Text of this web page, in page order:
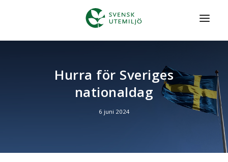
TRÄDGÅRD & SKÖTSEL
ANLÄGGNING
Hurra för Sveriges
nationaldag
6 juni 2024